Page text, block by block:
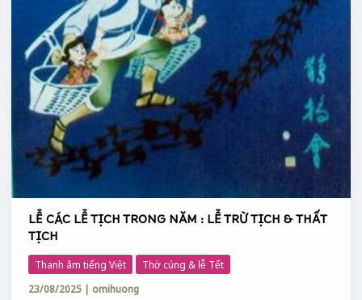
LỄ CÁC LỄ TỊCH TRONG NĂM : LỄ TRỪ TỊCH & THẤT
TỊCH
Thanh âm tiếng Việt
Thờ cúng & lễ Tết
23/08/2025 | omihuong